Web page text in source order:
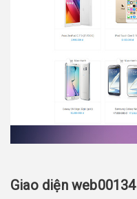
Giao diện web00134